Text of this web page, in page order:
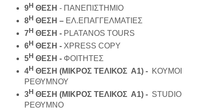
9 Η ΘΕΣΗ - ΠΑΝΕΠΙΣΤΗΜΙΟ
8 Η ΘΕΣΗ – ΕΛ.ΕΠΑΓΓΕΛΜΑΤΙΕΣ
7 Η ΘΕΣΗ - PLATANOS TOURS
6 Η ΘΕΣΗ - XPRESS COPY
5 Η ΘΕΣΗ - ΦΟΙΤΗΤΕΣ
4 Η ΘΕΣΗ (ΜΙΚΡΟΣ ΤΕΛΙΚΟΣ Α1) - ΚΟΥΜΟΙ
ΡΕΘΥΜΝΟΥ
3 Η ΘΕΣΗ (ΜΙΚΡΟΣ ΤΕΛΙΚΟΣ Α1) - STUDIO
ΡΕΘΥΜΝΟ